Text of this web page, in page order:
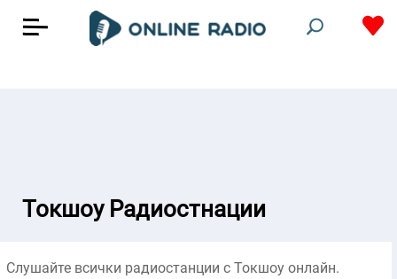
Токшоу Радиостнации
Слушайте всички радиостанции с Токшоу онлайн.